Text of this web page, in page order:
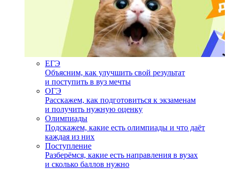
ЕГЭ
Объясним, как улучшить свой результат
и поступить в вуз мечты
ОГЭ
Расскажем, как подготовиться к экзаменам
и получить нужную оценку
Олимпиады
Подскажем, какие есть олимпиады и что даёт
каждая из них
Поступление
Разберёмся, какие есть направления в вузах
и сколько баллов нужно